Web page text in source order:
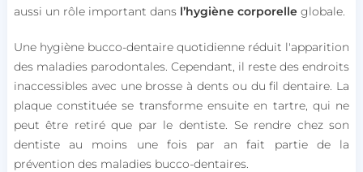
aussi un rôle important dans l’hygiène corporelleglobale.
Une hygiène bucco-dentaire quotidienne réduit l'apparition
des maladies parodontales. Cependant, il reste des endroits
inaccessibles avec une brosse à dents ou du fil dentaire. La
plaque constituée se transforme ensuite en tartre, qui ne
peut être retiré que par le dentiste. Se rendre chez son
dentiste au moins une fois par an fait partie de la
prévention des maladies bucco-dentaires.